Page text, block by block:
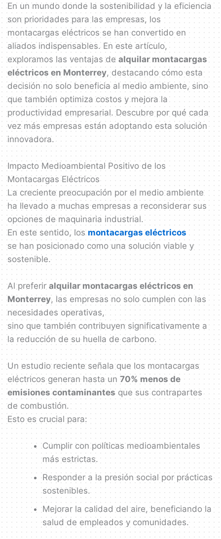
En un mundo donde la sostenibilidad y la eficiencia
son prioridades para las empresas, los
montacargas eléctricos se han convertido en
aliados indispensables. En este artículo,
exploramos las ventajas de alquilar montacargas
eléctricos en Monterrey, destacando cómo esta
decisión no solo beneficia al medio ambiente, sino
que también optimiza costos y mejora la
productividad empresarial. Descubre por qué cada
vez más empresas están adoptando esta solución
innovadora.
Impacto Medioambiental Positivo de los
Montacargas Eléctricos
La creciente preocupación por el medio ambiente
ha llevado a muchas empresas a reconsiderar sus
opciones de maquinaria industrial.
En este sentido, los montacargas eléctricos
se han posicionado como una solución viable y
sostenible.
Al preferir alquilar montacargas eléctricos en
Monterrey, las empresas no solo cumplen con las
necesidades operativas,
sino que también contribuyen significativamente a
la reducción de su huella de carbono.
Un estudio reciente señala que los montacargas
eléctricos generan hasta un 70% menos de
emisiones contaminantes que sus contrapartes
de combustión.
Esto es crucial para:
Cumplir con políticas medioambientales
más estrictas.
Responder a la presión social por prácticas
sostenibles.
Mejorar la calidad del aire, beneficiando la
salud de empleados y comunidades.